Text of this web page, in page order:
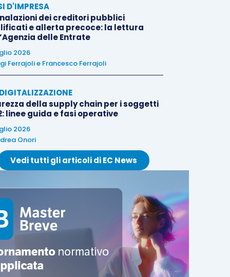
D'IMPRESA
dei creditori pubblici
e allerta precoce: la lettura
delle Entrate
2026
Ferrajolie Francesco Ferrajoli
della supply chain per i soggetti
linee guida e fasi operative
2026
Onori
Vedi tutti gli articoli di EC News